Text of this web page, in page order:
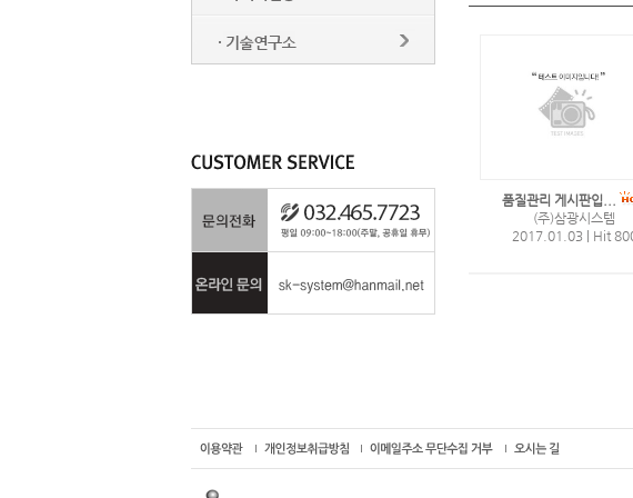
품질관리 게시판입...
(주)삼광시스템
2017.01.03
Hit